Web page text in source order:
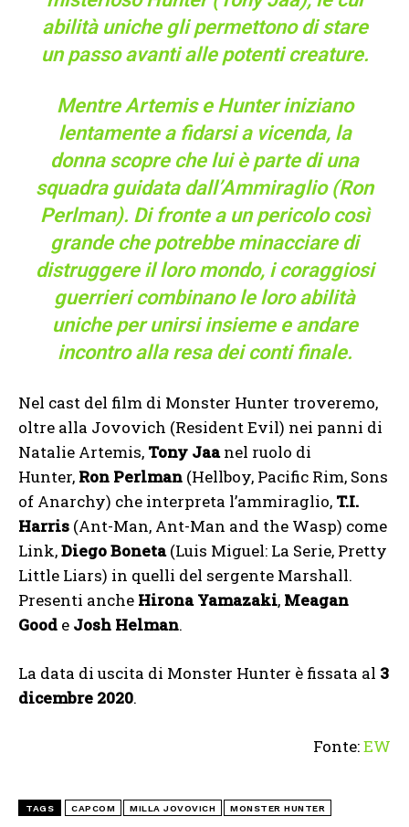
abilità uniche gli permettono di stare
un passo avanti alle potenti creature.
Mentre Artemis e Hunter iniziano
lentamente a fidarsi a vicenda, la
donna scopre che lui è parte di una
squadra guidata dall’Ammiraglio (Ron
Perlman). Di fronte a un pericolo così
grande che potrebbe minacciare di
distruggere il loro mondo, i coraggiosi
guerrieri combinano le loro abilità
uniche per unirsi insieme e andare
incontro alla resa dei conti finale.
Nel cast del film di Monster Hunter troveremo,
oltre alla Jovovich (Resident Evil) nei panni di
Natalie Artemis, Tony Jaanel ruolo di
Hunter, Ron Perlman (Hellboy, Pacific Rim, Sons
of Anarchy) che interpreta l’ammiraglio, T.I.
Harris (Ant-Man, Ant-Man and the Wasp) come
Link,Diego Boneta(Luis Miguel: La Serie, Pretty
Little Liars) in quelli del sergente Marshall.
Presenti anche Hirona Yamazaki, Meagan
Good e Josh Helman.
La data di uscita di Monster Hunter è fissata al 3
dicembre 2020.
Fonte:EW
TAGS CAPCOM MILLA JOVOVICH MONSTER HUNTER